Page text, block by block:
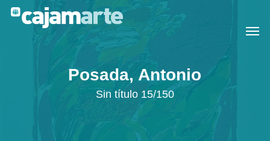
Skip
Posada, Antonio
Sin título 15/150